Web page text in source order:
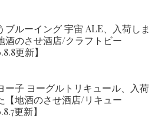
ブルーイング 宇宙 ALE、入荷しま
酒のさせ酒店/クラフトビー
更新】
ー子 ヨーグルトリキュール、入荷
【地酒のさせ酒店/リキュー
更新】